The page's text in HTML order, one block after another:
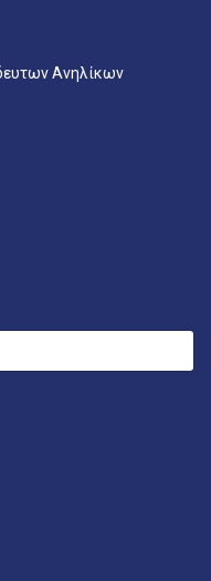
Ανηλίκων